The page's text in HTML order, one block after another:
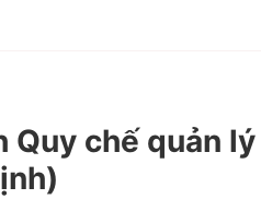
Quy chế quản lý